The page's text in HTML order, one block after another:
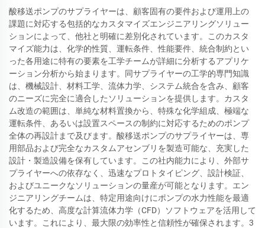
酸移送ポンプのサプライヤーは、顧客固有の要件および運用上の
課題に対応する包括的なカスタマイズエンジニアリングソリュー
ションによって、他社と明確に差別化されています。このカスタ
マイズ能力は、化学的性質、運転条件、性能要件、統合制約とい
った各用途に特有の要素を工学チームが詳細に分析するアプリケ
ーション分析から始まります。同サプライヤーの工学的専門知識
は、機械設計、材料工学、流体力学、システム統合を含み、顧客
のニーズに完全に適合したソリューションを提供します。カスタ
ム改造の範囲は、単純な材料置換から、特殊な化学組成、極端な
運転条件、あるいは設置スペースの制約に対応するためのポンプ
全体の再設計まで及びます。酸移送ポンプのサプライヤーは、専
用部品および完全なカスタムアセンブリを製造可能な、充実した
設計・製造設備を保有しています。この社内能力により、外部サ
プライヤーへの依存なく、迅速なプロトタイピング、設計検証、
およびユニークなソリューションの量産が可能となります。エン
ジニアリングチームは、特定用途向けにポンプの水力性能を最適
化するため、高度な計算流体力学（CFD）ソフトウェアを活用して
います。これにより、最大限の効率性と信頼性が確保されます。3